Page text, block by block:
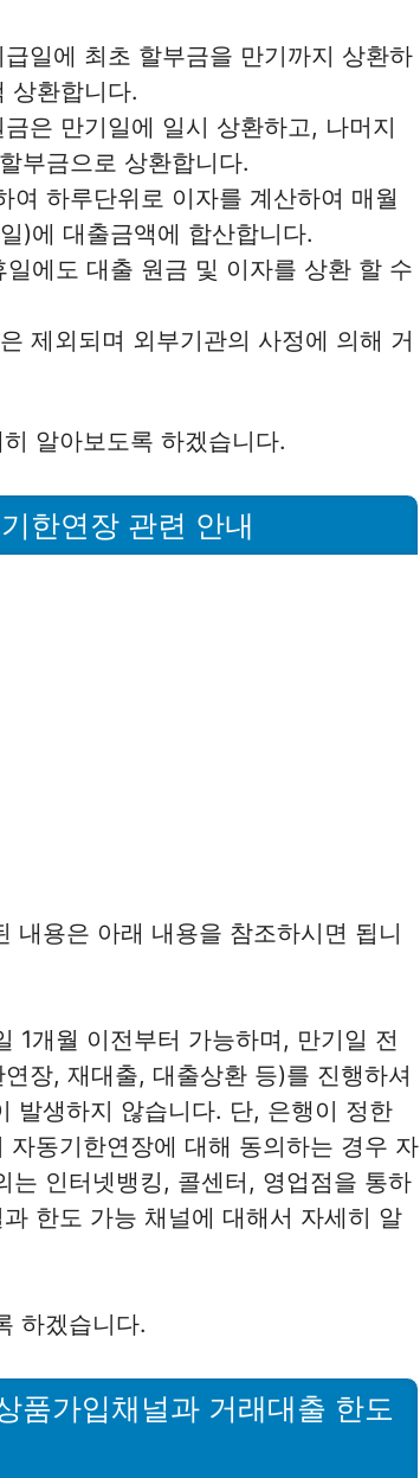
일에 최초 할부금을 만기까지 상환하
상환합니다.
은 만기일에 일시 상환하고, 나머지
부금으로 상환합니다.
여 하루단위로 이자를 계산하여 매월
)에 대출금액에 합산합니다.
에도 대출 원금 및 이자를 상환 할 수
제외되며 외부기관의 사정에 의해 거
알아보도록 하겠습니다.
한연장 관련 안내
내용은 아래 내용을 참조하시면 됩니
1개월 이전부터 가능하며, 만기일 전
장, 재대출, 대출상환 등)를 진행하셔
발생하지 않습니다. 단, 은행이 정한
동기한연장에 대해 동의하는 경우 자
는 인터넷뱅킹, 콜센터, 영업점을 통하
한도 가능 채널에 대해서 자세히 알
하겠습니다.
품가입채널과 거래대출 한도